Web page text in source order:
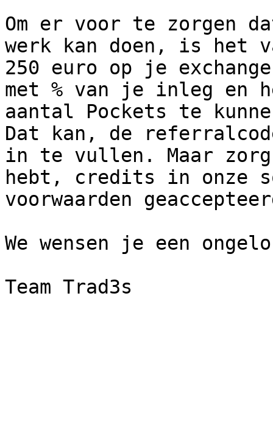
Om er voor te zorgen
werk kan doen, is het
250 euro op je
met % van je inleg en
aantal Pockets te
Dat kan, de
in te vullen. Maar
hebt, credits in onze
voorwaarden
We wensen je een